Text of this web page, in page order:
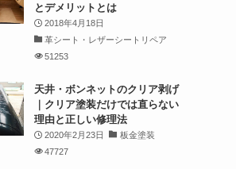
とデメリットとは
2018年4月18日
革シート・レザーシートリペア
51253
天井・ボンネットのクリア剥げ
｜クリア塗装だけでは直らない
理由と正しい修理法
2020年2月23日
板金塗装
47727